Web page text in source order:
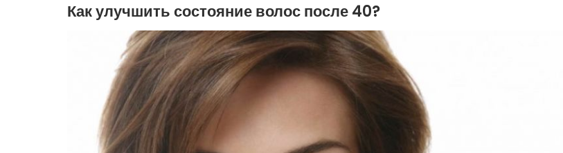
Как улучшить состояние волос после 40?